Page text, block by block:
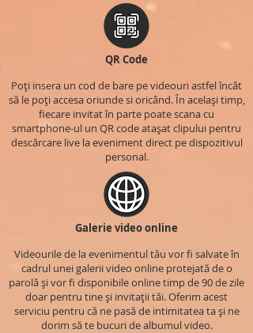
QR Code
Poți insera un cod de bare pe videouri astfel încât
să le poți accesa oriunde si oricând. În același timp,
fiecare invitat în parte poate scana cu
smartphone-ul un QR code atașat clipului pentru
descărcare live la eveniment direct pe dispozitivul
personal.
Galerie video online
Videourile de la evenimentul tău vor fi salvate în
cadrul unei galerii video online protejată de o
parolă și vor fi disponibile online timp de 90 de zile
doar pentru tine și invitații tăi. Oferim acest
serviciu pentru că ne pasă de intimitatea ta și ne
dorim să te bucuri de albumul video.